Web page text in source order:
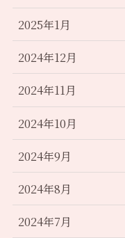
2025年1月
2024年12月
2024年11月
2024年10月
2024年9月
2024年8月
2024年7月